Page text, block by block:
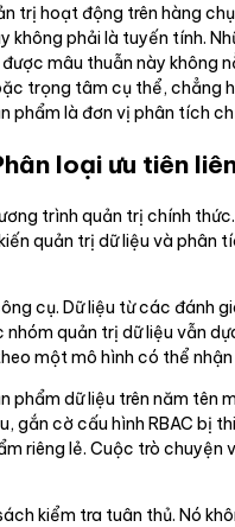
trị hoạt động trên hàng
không phải là tuyến tính.
mâu thuẫn này không
trọng tâm cụ thể, chẳng
là đơn vị phân tích
loại ưu tiên
trình quản trị chính
quản trị dữ liệu và
cụ. Dữ liệu từ các đánh
quản trị dữ liệu vẫn
một mô hình có thể
dữ liệu trên năm tên
gắn cờ cấu hình RBAC bị
riêng lẻ. Cuộc trò chuyện
kiểm tra tuân thủ. Nó